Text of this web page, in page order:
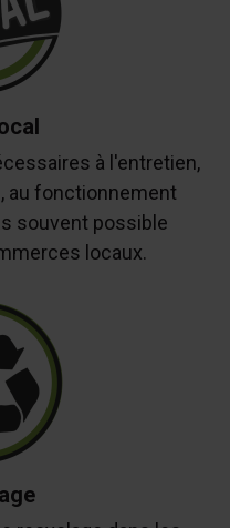
à l'entretien,
au fonctionnement
souvent possible
locaux.